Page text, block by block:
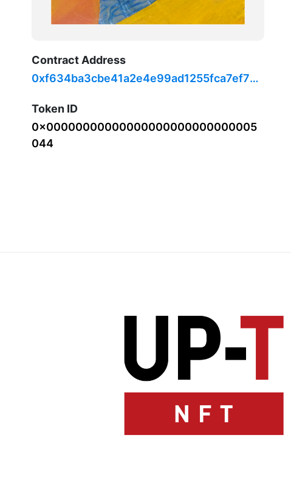
Contract Address
0xf634ba3cbe41a2e4e99ad1255fca7ef71c
Token ID
0x00000000000000000000000000005
044